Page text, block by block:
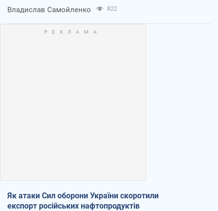
Владислав Самойленко 822
Як атаки Сил оборони України скоротили
експорт російських нафтопродуктів